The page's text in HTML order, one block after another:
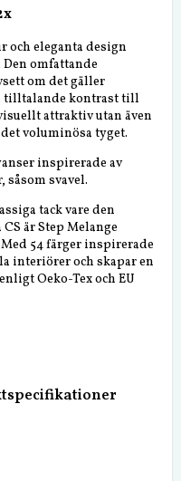
och eleganta design
omfattande
om det gäller
tilltalande kontrast till
attraktiv utan även
voluminösa tyget.
inspirerade av
såsom svavel.
tack vare den
är Step Melange
54 färger inspirerade
interiörer och skapar en
Oeko-Tex och EU